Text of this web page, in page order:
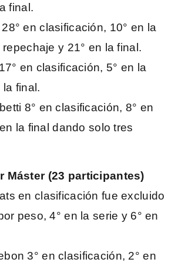
final.
en clasificación, 10° en la
y 21° en la final.
en clasificación, 5° en la
la final.
8° en clasificación, 8° en
la final dando solo tres
Máster (23 participantes)
en clasificación fue excluido
peso, 4° en la serie y 6° en
3° en clasificación, 2° en